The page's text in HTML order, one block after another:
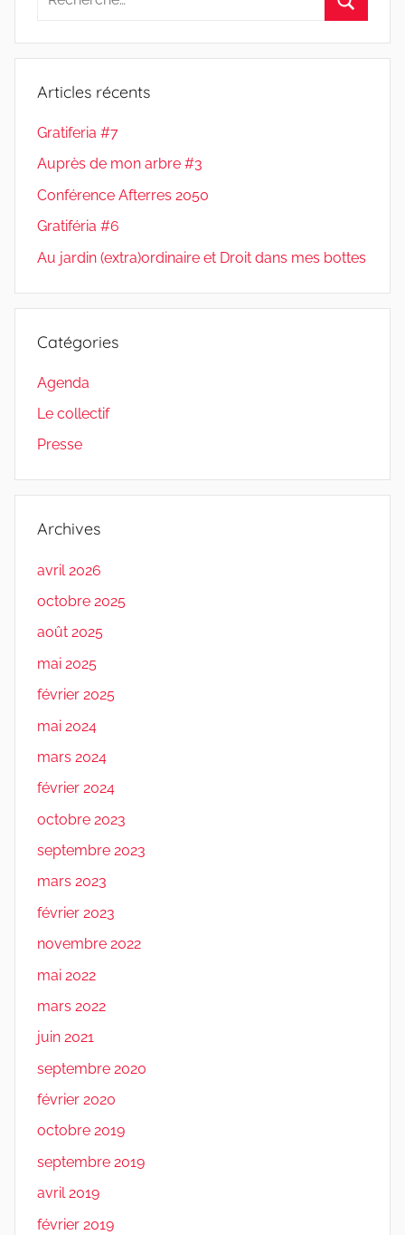
:
Articles récents
Gratiferia #7
Auprès de mon arbre #3
Conférence Afterres 2050
Gratiféria #6
Au jardin (extra)ordinaire et Droit dans mes bottes
Catégories
Agenda
Le collectif
Presse
Archives
avril 2026
octobre 2025
août 2025
mai 2025
février 2025
mai 2024
mars 2024
février 2024
octobre 2023
septembre 2023
mars 2023
février 2023
novembre 2022
mai 2022
mars 2022
juin 2021
septembre 2020
février 2020
octobre 2019
septembre 2019
avril 2019
février 2019